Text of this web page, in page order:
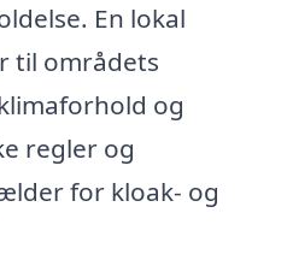
En lokal
til områdets
og
regler og
for kloak- og